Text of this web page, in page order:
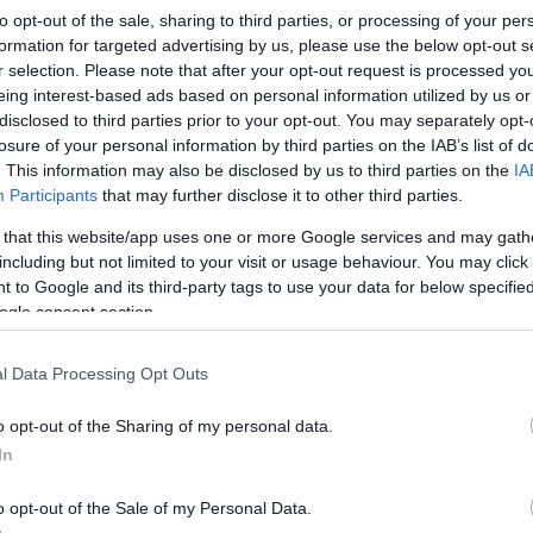
opt-out of the sale, sharing to third parties, or processing of your
for targeted advertising by us, please use the below opt-out
selection. Please note that after your opt-out request is processed
interest-based ads based on personal information utilized by us
to third parties prior to your opt-out. You may separately
of your personal information by third parties on the IAB’s list of
This information may also be disclosed by us to third parties on the
Participants that may further disclose it to other third parties.
that this website/app uses one or more Google services and may
but not limited to your visit or usage behaviour. You may
to Google and its third-party tags to use your data for below
consent section.
Data Processing Opt Outs
opt-out of the Sharing of my personal data.
opt-out of the Sale of my Personal Data.
się; częstowałabyś się; częstowałam się;
się; częstowałby się; częstowałbyś się;
wszystkie formy